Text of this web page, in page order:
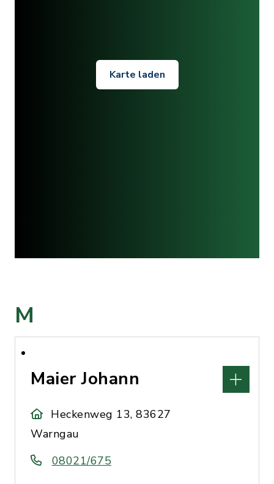
Karte laden
M
Maier Johann
Heckenweg 13, 83627
Warngau
08021/675